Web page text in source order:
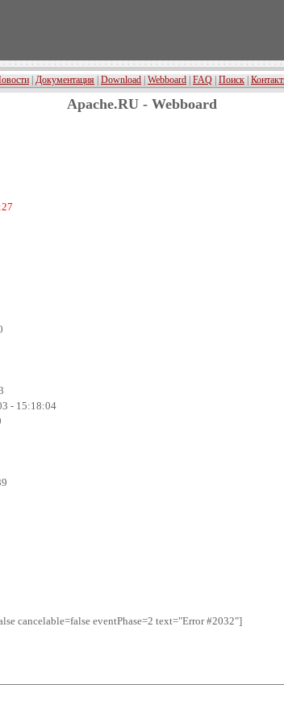
Документация Download Webboard FAQ Поиск
Apache.RU - Webboard
- 15:18:04
cancelable=false eventPhase=2 text="Error #2032"]